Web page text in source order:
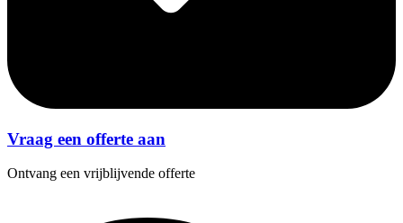
Vraag een offerte aan
Ontvang een vrijblijvende offerte